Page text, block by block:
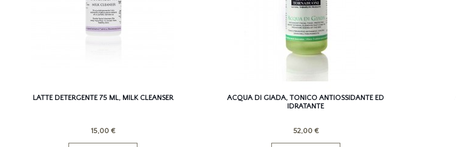
LATTE DETERGENTE 75 ML, MILK CLEANSER
15,00 €
ACQUA DI GIADA, TONICO ANTIOSSIDANTE ED
IDRATANTE
52,00 €